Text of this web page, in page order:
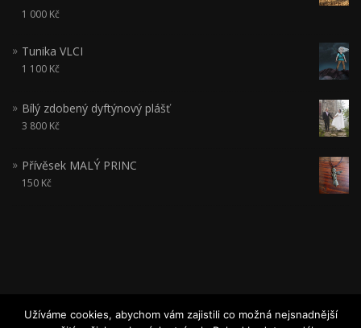
Hodnocení
5.00z 5
1 000 Kč
Tunika VLCI
1 100 Kč
Bílý zdobený dyftýnový plášť
3 800 Kč
Přívěsek MALÝ PRINC
150 Kč
Užíváme cookies, abychom vám zajistili co možná nejsnadnější